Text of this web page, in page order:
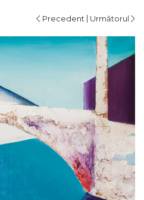
Precedent | Următorul